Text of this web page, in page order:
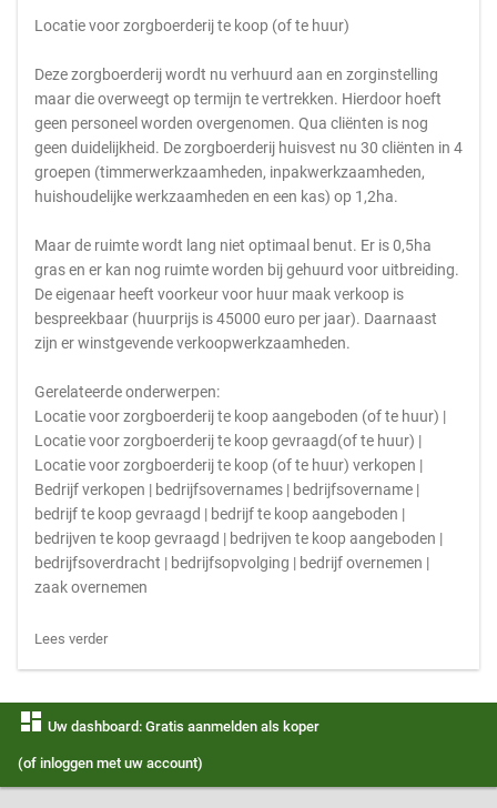
Locatie voor zorgboerderij te koop (of te huur)
Deze zorgboerderij wordt nu verhuurd aan en zorginstelling
maar die overweegt op termijn te vertrekken. Hierdoor hoeft
geen personeel worden overgenomen. Qua cliënten is nog
geen duidelijkheid. De zorgboerderij huisvest nu 30 cliënten in 4
groepen (timmerwerkzaamheden, inpakwerkzaamheden,
huishoudelijke werkzaamheden en een kas) op 1,2ha.
Maar de ruimte wordt lang niet optimaal benut. Er is 0,5ha
gras en er kan nog ruimte worden bij gehuurd voor uitbreiding.
De eigenaar heeft voorkeur voor huur maak verkoop is
bespreekbaar (huurprijs is 45000 euro per jaar). Daarnaast
zijn er winstgevende verkoopwerkzaamheden.
Gerelateerde onderwerpen:
Locatie voor zorgboerderij te koop aangeboden (of te huur) |
Locatie voor zorgboerderij te koop gevraagd(of te huur) |
Locatie voor zorgboerderij te koop (of te huur) verkopen |
Bedrijf verkopen | bedrijfsovernames | bedrijfsovername |
bedrijf te koop gevraagd | bedrijf te koop aangeboden |
bedrijven te koop gevraagd | bedrijven te koop aangeboden |
bedrijfsoverdracht | bedrijfsopvolging | bedrijf overnemen |
zaak overnemen
Lees verder
dashboard Uw dashboard: Gratis aanmelden als koper
(of inloggen met uw account)